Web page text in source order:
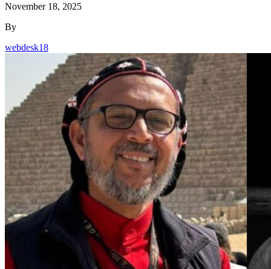
November 18, 2025
By
webdesk18